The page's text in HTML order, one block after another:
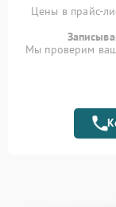
Замена SSD
Установка
Замена
Цены в прайс-
Мы проверим